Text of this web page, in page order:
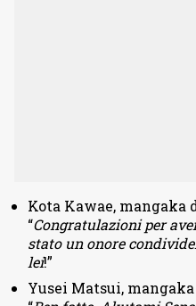
Kota Kawae, mangaka
“Congratulazioni per
stato un onore
lei!”
Yusei Matsui,